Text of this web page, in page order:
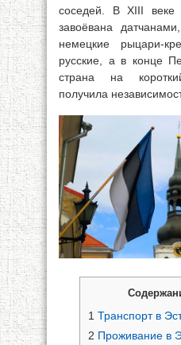
соседей. В XIII веке
завоёвана
немецкие рыцари-
русские, а в конце
страна на
получила
1 Транспорт в
2 Проживание в